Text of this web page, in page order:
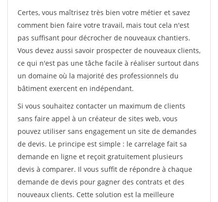
Certes, vous maîtrisez très bien votre métier et savez
comment bien faire votre travail, mais tout cela n'est
pas suffisant pour décrocher de nouveaux chantiers.
Vous devez aussi savoir prospecter de nouveaux clients,
ce qui n'est pas une tâche facile à réaliser surtout dans
un domaine où la majorité des professionnels du
bâtiment exercent en indépendant.
Si vous souhaitez contacter un maximum de clients
sans faire appel à un créateur de sites web, vous
pouvez utiliser sans engagement un site de demandes
de devis. Le principe est simple : le carrelage fait sa
demande en ligne et reçoit gratuitement plusieurs
devis à comparer. Il vous suffit de répondre à chaque
demande de devis pour gagner des contrats et des
nouveaux clients. Cette solution est la meilleure